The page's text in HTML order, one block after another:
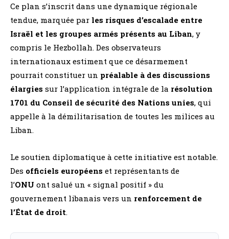
Ce plan s’inscrit dans une dynamique régionale
tendue, marquée par les risques d’escalade entre
Israël et les groupes armés présents au Liban, y
compris le Hezbollah. Des observateurs
internationaux estiment que ce désarmement
pourrait constituer un préalable à des discussions
élargies sur l’application intégrale de la résolution
1701 du Conseil de sécurité des Nations unies, qui
appelle à la démilitarisation de toutes les milices au
Liban.
Le soutien diplomatique à cette initiative est notable.
Des officiels européens et représentants de
l’ONU ont salué un « signal positif » du
gouvernement libanais vers un renforcement de
l’État de droit.